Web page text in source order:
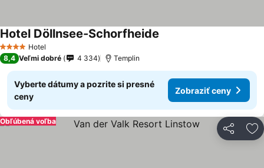
4 Počet hviezdičiek
Hotel
Hotel Döllnsee-Schorfheide
8,4 Veľmi dobré 4 334 Templin
Vyberte dátumy a pozrite si presné
ceny
Zobraziť ceny
Zdieľať
Obľúbená voľba